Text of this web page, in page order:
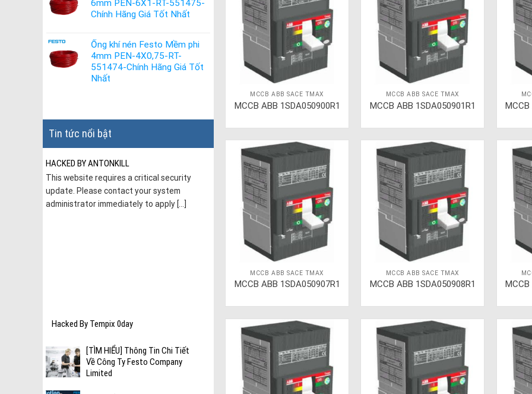
6mm PEN-6X1-RT-551475-
Chính Hãng Giá Tốt Nhất
Ống khí nén Festo Mềm phi
4mm PEN-4X0,75-RT-
551474-Chính Hãng Giá Tốt
Nhất
Tin tức nổi bật
HACKED BY ANTONKILL
This website requires a critical security
update. Please contact your system
administrator immediately to apply [...]
Hacked By Tempix 0day
[TÌM HIỂU] Thông Tin Chi Tiết
Về Công Ty Festo Company
Limited
MCCB ABB SACE TMAX
MCCB ABB 1SDA050900R1
MCCB ABB SACE TMAX
MCCB ABB 1SDA050901R1 MCCB
MCCB ABB SACE TMAX
MCCB ABB 1SDA050907R1
MCCB ABB SACE TMAX
MCCB ABB 1SDA050908R1 MCCB